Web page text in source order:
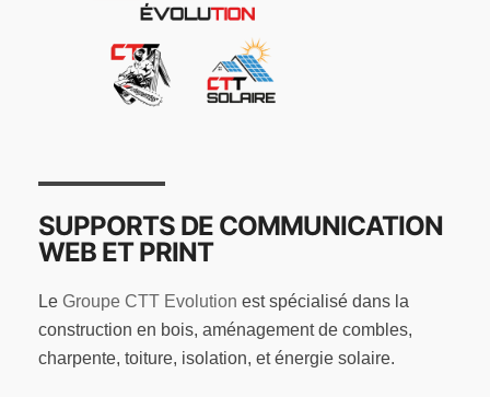
SUPPORTS DE COMMUNICATION
WEB ET PRINT
Le Groupe CTT Evolution est spécialisé dans la
construction en bois, aménagement de combles,
charpente, toiture, isolation, et énergie solaire.